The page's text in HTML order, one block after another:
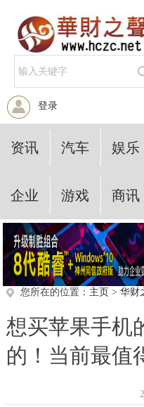
登录
资讯 汽车 娱乐
企业 游戏 商讯
您所在的位置： 主页 > 华财
想买苹果手机
的！当前最值